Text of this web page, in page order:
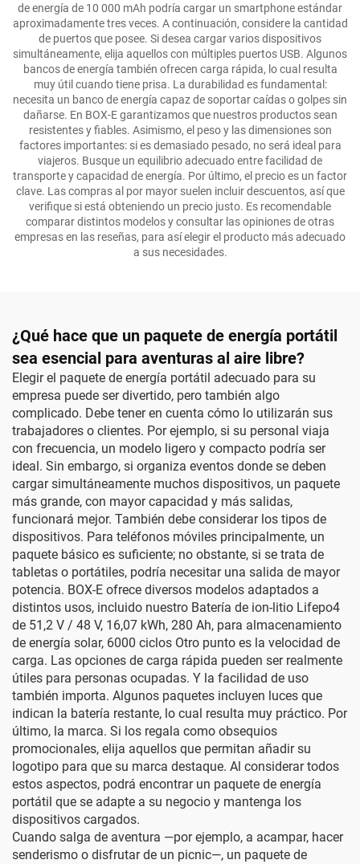
de energía de 10 000 mAh podría cargar un smartphone estándar
aproximadamente tres veces. A continuación, considere la cantidad
de puertos que posee. Si desea cargar varios dispositivos
simultáneamente, elija aquellos con múltiples puertos USB. Algunos
bancos de energía también ofrecen carga rápida, lo cual resulta
muy útil cuando tiene prisa. La durabilidad es fundamental:
necesita un banco de energía capaz de soportar caídas o golpes sin
dañarse. En BOX-E garantizamos que nuestros productos sean
resistentes y fiables. Asimismo, el peso y las dimensiones son
factores importantes: si es demasiado pesado, no será ideal para
viajeros. Busque un equilibrio adecuado entre facilidad de
transporte y capacidad de energía. Por último, el precio es un factor
clave. Las compras al por mayor suelen incluir descuentos, así que
verifique si está obteniendo un precio justo. Es recomendable
comparar distintos modelos y consultar las opiniones de otras
empresas en las reseñas, para así elegir el producto más adecuado
a sus necesidades.
¿Qué hace que un paquete de energía portátil
sea esencial para aventuras al aire libre?
Elegir el paquete de energía portátil adecuado para su
empresa puede ser divertido, pero también algo
complicado. Debe tener en cuenta cómo lo utilizarán sus
trabajadores o clientes. Por ejemplo, si su personal viaja
con frecuencia, un modelo ligero y compacto podría ser
ideal. Sin embargo, si organiza eventos donde se deben
cargar simultáneamente muchos dispositivos, un paquete
más grande, con mayor capacidad y más salidas,
funcionará mejor. También debe considerar los tipos de
dispositivos. Para teléfonos móviles principalmente, un
paquete básico es suficiente; no obstante, si se trata de
tabletas o portátiles, podría necesitar una salida de mayor
potencia. BOX-E ofrece diversos modelos adaptados a
distintos usos, incluido nuestro Batería de ion-litio Lifepo4
de 51,2 V / 48 V, 16,07 kWh, 280 Ah, para almacenamiento
de energía solar, 6000 ciclos Otro punto es la velocidad de
carga. Las opciones de carga rápida pueden ser realmente
útiles para personas ocupadas. Y la facilidad de uso
también importa. Algunos paquetes incluyen luces que
indican la batería restante, lo cual resulta muy práctico. Por
último, la marca. Si los regala como obsequios
promocionales, elija aquellos que permitan añadir su
logotipo para que su marca destaque. Al considerar todos
estos aspectos, podrá encontrar un paquete de energía
portátil que se adapte a su negocio y mantenga los
dispositivos cargados.
Cuando salga de aventura —por ejemplo, a acampar, hacer
senderismo o disfrutar de un picnic—, un paquete de